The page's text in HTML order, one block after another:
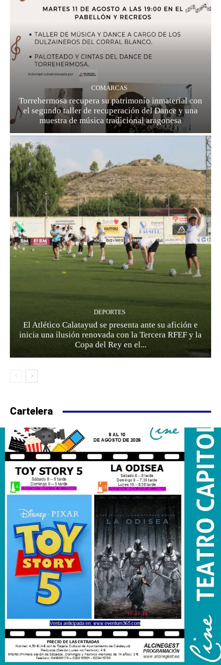
COMARCAS
Torrehermosa recupera su patrimonio inmaterial con
el segundo taller de recuperación del Dance y una
muestra de música tradicional aragonesa
DEPORTES
El Atlético Calatayud se presenta ante su afición e
inicia una ilusión renovada con la Tercera RFEF y la
Copa del Rey en el...
Cartelera